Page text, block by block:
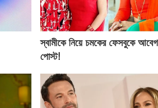
স্বামীকে নিয়ে চমকের ফেসবুকে
পোস্ট!